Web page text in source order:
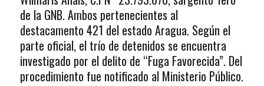
de la GNB. Ambos pertenecientes al
destacamento 421 del estado Aragua. Según el
parte oficial, el trío de detenidos se encuentra
investigado por el delito de “Fuga Favorecida”. Del
procedimiento fue notificado al Ministerio Público.